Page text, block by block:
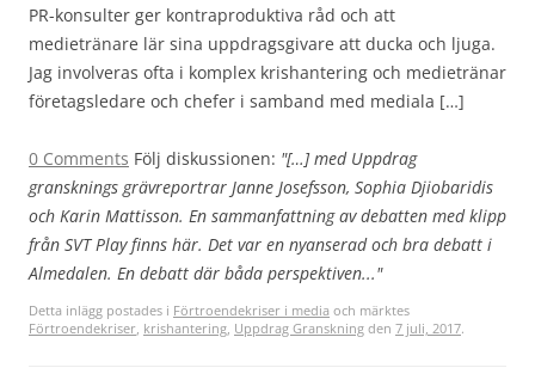
PR-konsulter ger kontraproduktiva råd och att
medietränare lär sina uppdragsgivare att ducka och ljuga.
Jag involveras ofta i komplex krishantering och medietränar
företagsledare och chefer i samband med mediala […]
0 Comments Följ diskussionen: "[…] med Uppdrag
gransknings grävreportrar Janne Josefsson, Sophia Djiobaridis
och Karin Mattisson. En sammanfattning av debatten med klipp
från SVT Play finns här. Det var en nyanserad och bra debatt i
Almedalen. En debatt där båda perspektiven..."
Detta inlägg postades i Förtroendekriser i media och märktes
Förtroendekriser, krishantering, Uppdrag Granskning den 7 juli, 2017.